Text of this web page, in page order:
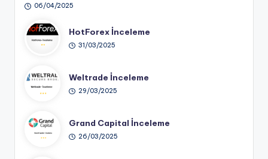
06/04/2025
HotForex İnceleme
31/03/2025
Weltrade İnceleme
29/03/2025
Grand Capital İnceleme
26/03/2025